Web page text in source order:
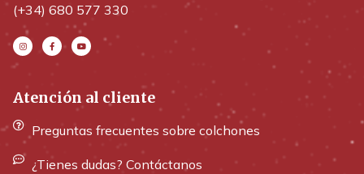
(+34) 680 577 330
Atención al cliente
Preguntas frecuentes sobre colchones
¿Tienes dudas? Contáctanos